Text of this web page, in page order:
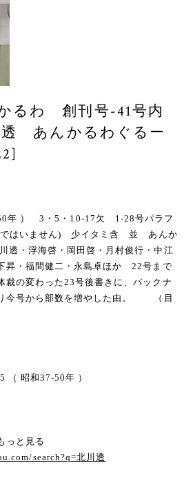
るわ 創刊号-41号内
あんかるわぐるー
年 ） 3・5・10-17欠 1-28号パラフ
ではいません) 少イタミ含 並 あんか
・浮海啓・岡田啓・月村俊行・中江
昇・福間健二・永島卓ほか 22号まで
裁の変わった23号後書きに、バックナ
今号から部数を増やした由。 （目
（ 昭和37-50年 ）
っと見る
search?q=北川透